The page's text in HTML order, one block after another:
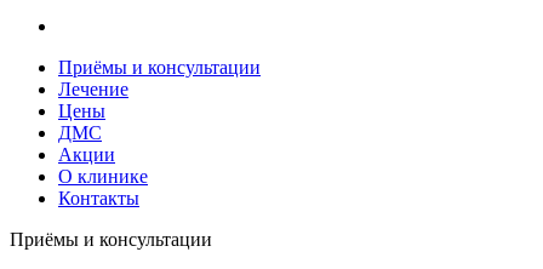
Приёмы и консультации
Лечение
Цены
ДМС
Акции
О клинике
Контакты
Приёмы и консультации